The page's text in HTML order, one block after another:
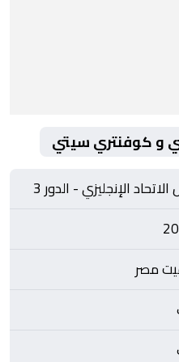
و كوفنتري سيتي
الإنجليزي - الدور 3